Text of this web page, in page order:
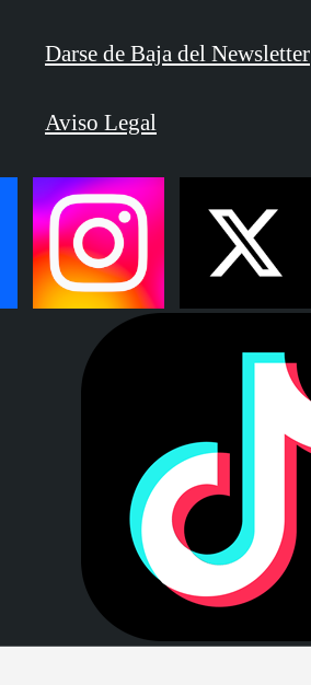
Darse de Baja del Newsletter
Aviso Legal